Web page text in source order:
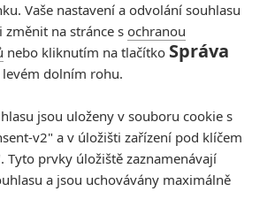
Davida Finchera dívají za oceánem?
momentálně bují poměrně pikantní
Vaše nastavení a odvolání souhlasu
změnit na stránce s ochranou
nebo kliknutím na tlačítko Správa
levém dolním rohu.
jsou uloženy v souboru cookie s
v2" a v úložišti zařízení pod klíčem
Tyto prvky úložiště zaznamenávají
a jsou uchovávány maximálně